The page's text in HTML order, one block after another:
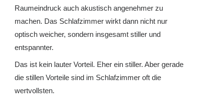
Raumeindruck auch akustisch angenehmer zu
machen. Das Schlafzimmer wirkt dann nicht nur
optisch weicher, sondern insgesamt stiller und
entspannter.
Das ist kein lauter Vorteil. Eher ein stiller. Aber gerade
die stillen Vorteile sind im Schlafzimmer oft die
wertvollsten.